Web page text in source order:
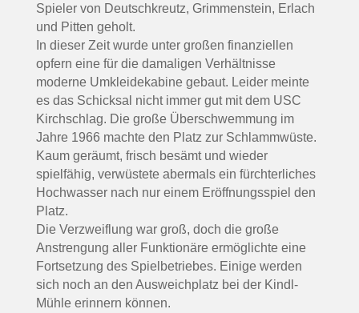
Spieler von Deutschkreutz, Grimmenstein, Erlach
und Pitten geholt.
In dieser Zeit wurde unter großen finanziellen
opfern eine für die damaligen Verhältnisse
moderne Umkleidekabine gebaut. Leider meinte
es das Schicksal nicht immer gut mit dem USC
Kirchschlag. Die große Überschwemmung im
Jahre 1966 machte den Platz zur Schlammwüste.
Kaum geräumt, frisch besämt und wieder
spielfähig, verwüstete abermals ein fürchterliches
Hochwasser nach nur einem Eröffnungsspiel den
Platz.
Die Verzweiflung war groß, doch die große
Anstrengung aller Funktionäre ermöglichte eine
Fortsetzung des Spielbetriebes. Einige werden
sich noch an den Ausweichplatz bei der Kindl-
Mühle erinnern können.